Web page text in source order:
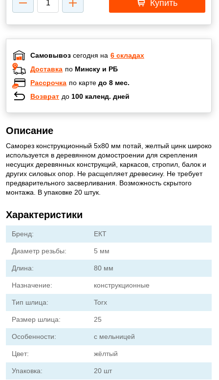
Купить
Самовывоз сегодня на 6 складах
Доставка по Минску и РБ
Рассрочка по карте до 8 мес.
Возврат до 100 календ. дней
Описание
Саморез конструкционный 5х80 мм потай, желтый цинк широко
используется в деревянном домостроении для скрепления
несущих деревянных конструкций, каркасов, стропил, балок и
других силовых опор. Не расщепляет древесину. Не требует
предварительного засверливания. Возможность скрытого
монтажа. В упаковке 20 штук.
Характеристики
Бренд: ЕКТ
Диаметр резьбы: 5 мм
Длина: 80 мм
Назначение: конструкционные
Тип шлица: Torx
Размер шлица: 25
Особенности: с мельницей
Цвет: жёлтый
Упаковка: 20 шт